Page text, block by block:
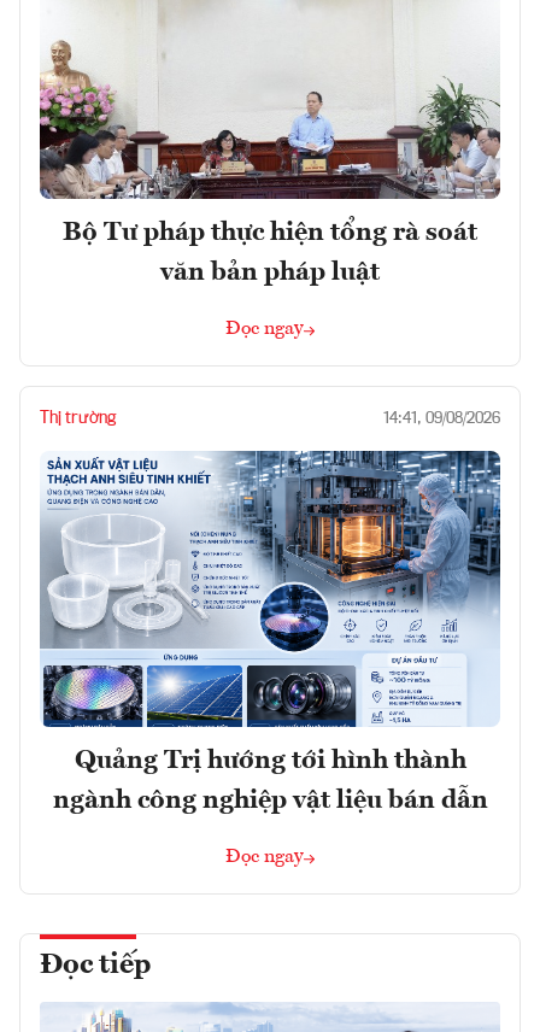
Bộ Tư pháp thực hiện tổng rà soát
văn bản pháp luật
Đọc ngay
Thị trường 14:41, 09/08/2026
Quảng Trị hướng tới hình thành
ngành công nghiệp vật liệu bán dẫn
Đọc ngay
Đọc tiếp